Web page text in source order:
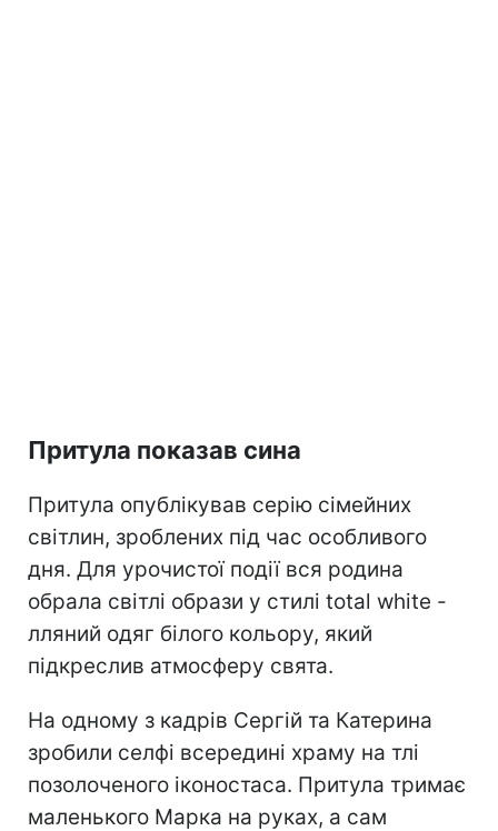
Притула показав сина
Притула опублікував серію сімейних
світлин, зроблених під час особливого
дня. Для урочистої події вся родина
обрала світлі образи у стилі total white -
лляний одяг білого кольору, який
підкреслив атмосферу свята.
На одному з кадрів Сергій та Катерина
зробили селфі всередині храму на тлі
позолоченого іконостаса. Притула тримає
маленького Марка на руках, а сам